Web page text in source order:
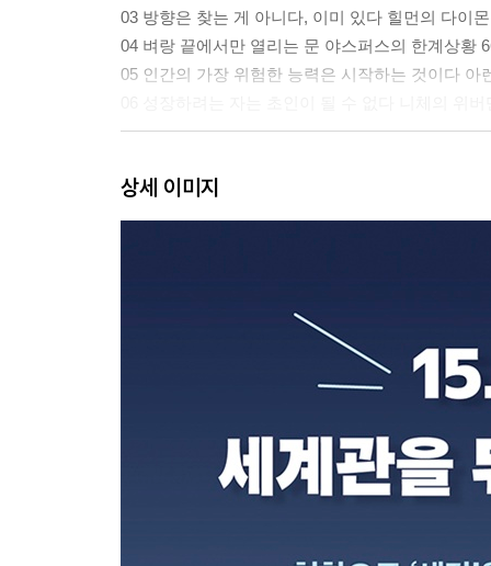
03 방향은 찾는 게 아니다, 이미 있다 힐먼의 다이
04 벼랑 끝에서만 열리는 문 야스퍼스의 한계상황
05 인간의 가장 위험한 능력은 시작하는 것이다 아
부서지지 않으면 바뀌지 않는다
04 불안이 사라지면 창조도 멈춘다 메이의 창조적
05 철학은 읽는 게 아니었다, 훈련이었다 아도의
06 자기 자신이 되는 데는 대가가 있다 랑크의 개체
08 앎의 끝에서 시작되는 것 바타유의 내적 체험
상세 이미지